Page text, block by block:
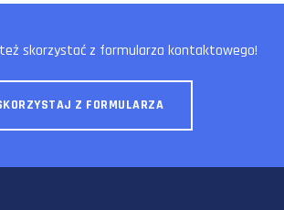
skorzystać z formularza kontaktowego!
Z FORMULARZA